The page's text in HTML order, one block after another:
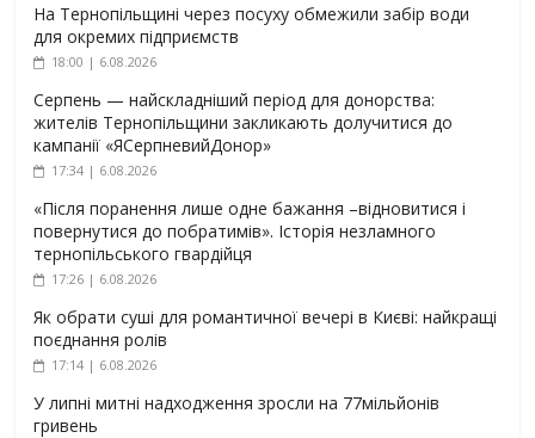
На Тернопільщині через посуху обмежили забір води
для окремих підприємств
18:00 | 6.08.2026
Серпень — найскладніший період для донорства:
жителів Тернопільщини закликають долучитися до
кампанії «ЯСерпневийДонор»
17:34 | 6.08.2026
«Після поранення лише одне бажання –відновитися і
повернутися до побратимів». Історія незламного
тернопільського гвардійця
17:26 | 6.08.2026
Як обрати суші для романтичної вечері в Києві: найкращі
поєднання ролів
17:14 | 6.08.2026
У липні митні надходження зросли на 77мільйонів
гривень